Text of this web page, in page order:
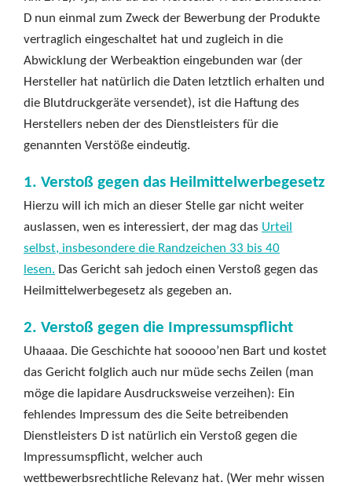
D nun einmal zum Zweck der Bewerbung der Produkte
vertraglich eingeschaltet hat und zugleich in die
Abwicklung der Werbeaktion eingebunden war (der
Hersteller hat natürlich die Daten letztlich erhalten und
die Blutdruckgeräte versendet), ist die Haftung des
Herstellers neben der des Dienstleisters für die
genannten Verstöße eindeutig.
1. Verstoß gegen das Heilmittelwerbegesetz
Hierzu will ich mich an dieser Stelle gar nicht weiter
auslassen, wen es interessiert, der mag das Urteil
selbst, insbesondere die Randzeichen 33 bis 40
lesen. Das Gericht sah jedoch einen Verstoß gegen das
Heilmittelwerbegesetz als gegeben an.
2. Verstoß gegen die Impressumspflicht
Uhaaaa. Die Geschichte hat sooooo’nen Bart und kostet
das Gericht folglich auch nur müde sechs Zeilen (man
möge die lapidare Ausdrucksweise verzeihen): Ein
fehlendes Impressum des die Seite betreibenden
Dienstleisters D ist natürlich ein Verstoß gegen die
Impressumspflicht, welcher auch
wettbewerbsrechtliche Relevanz hat. (Wer mehr wissen